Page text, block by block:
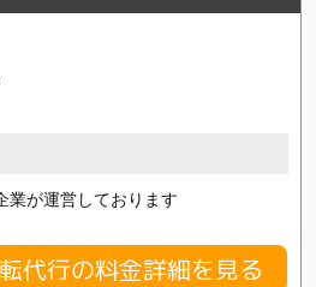
業が運営しております
代行の料金詳細を見る